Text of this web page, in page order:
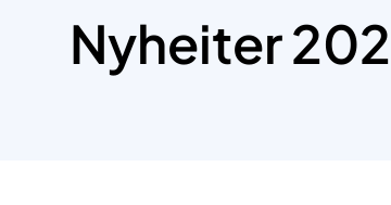
Nyheiter